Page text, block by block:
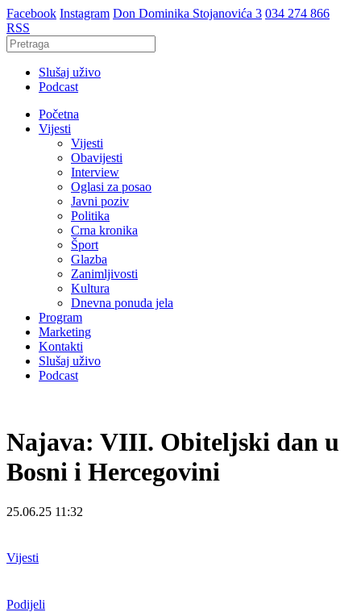
Facebook Instagram Don Dominika Stojanovića 3 034 274 866
RSS
Slušaj uživo
Podcast
Početna
Vijesti
Vijesti
Obavijesti
Interview
Oglasi za posao
Javni poziv
Politika
Crna kronika
Šport
Glazba
Zanimljivosti
Kultura
Dnevna ponuda jela
Program
Marketing
Kontakti
Slušaj uživo
Podcast
Najava: VIII. Obiteljski dan u
Bosni i Hercegovini
25.06.25 11:32
Vijesti
Podijeli